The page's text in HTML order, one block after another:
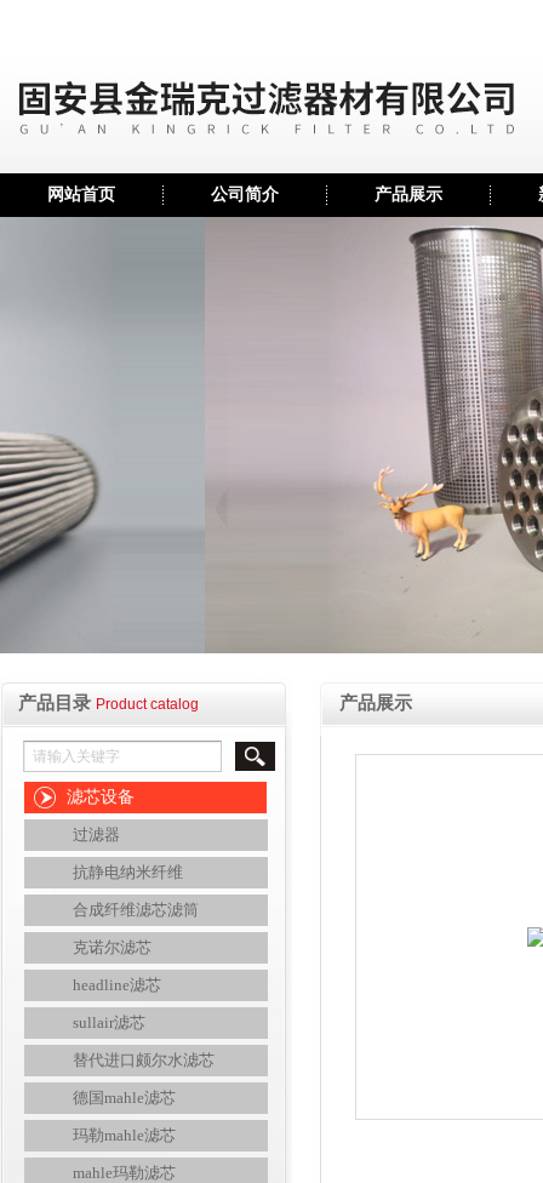
网站首页 公司简介 产品展示
产品目录 Product catalog
滤芯设备
过滤器
抗静电纳米纤维
合成纤维滤芯滤筒
克诺尔滤芯
headline滤芯
sullair滤芯
替代进口颇尔水滤芯
德国mahle滤芯
玛勒mahle滤芯
mahle玛勒滤芯
产品展示